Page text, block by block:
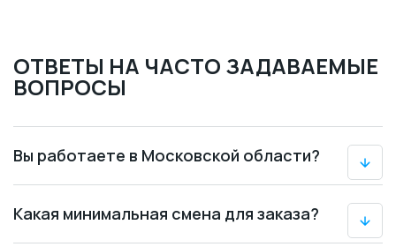
ОТВЕТЫ НА ЧАСТО ЗАДАВАЕМЫЕ
ВОПРОСЫ
Вы работаете в Московской области?
Какая минимальная смена для заказа?